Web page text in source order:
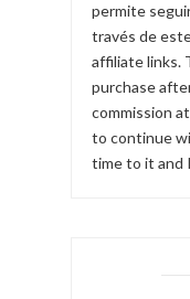
permite
través de
affiliate links.
purchase
commission
to continue
time to it and